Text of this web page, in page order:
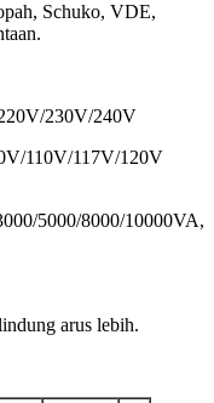
Schuko, VDE,
230V/240V
110V/117V/120V
5000/8000/10000VA,
arus lebih.